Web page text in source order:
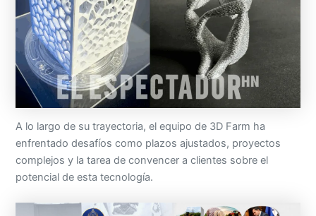
A lo largo de su trayectoria, el equipo de 3D Farm ha
enfrentado desafíos como plazos ajustados, proyectos
complejos y la tarea de convencer a clientes sobre el
potencial de esta tecnología.